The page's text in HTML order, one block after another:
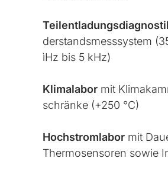
der­stands­mess­sys­tem
ìHz bis 5 kHz)
Kli­ma­la­bor mit
schränke (+250 °C)
Hoch­strom­la­bor mit
Ther­mo­sen­so­ren so­wie